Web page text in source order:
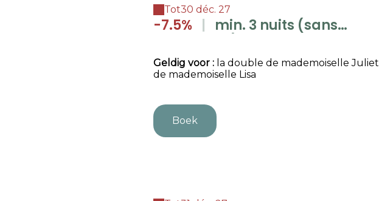
Tot30 déc. 27
-7.5% |
Geldigvoor : la double de mademoiselle Juliet
de mademoiselle Lisa
Boek